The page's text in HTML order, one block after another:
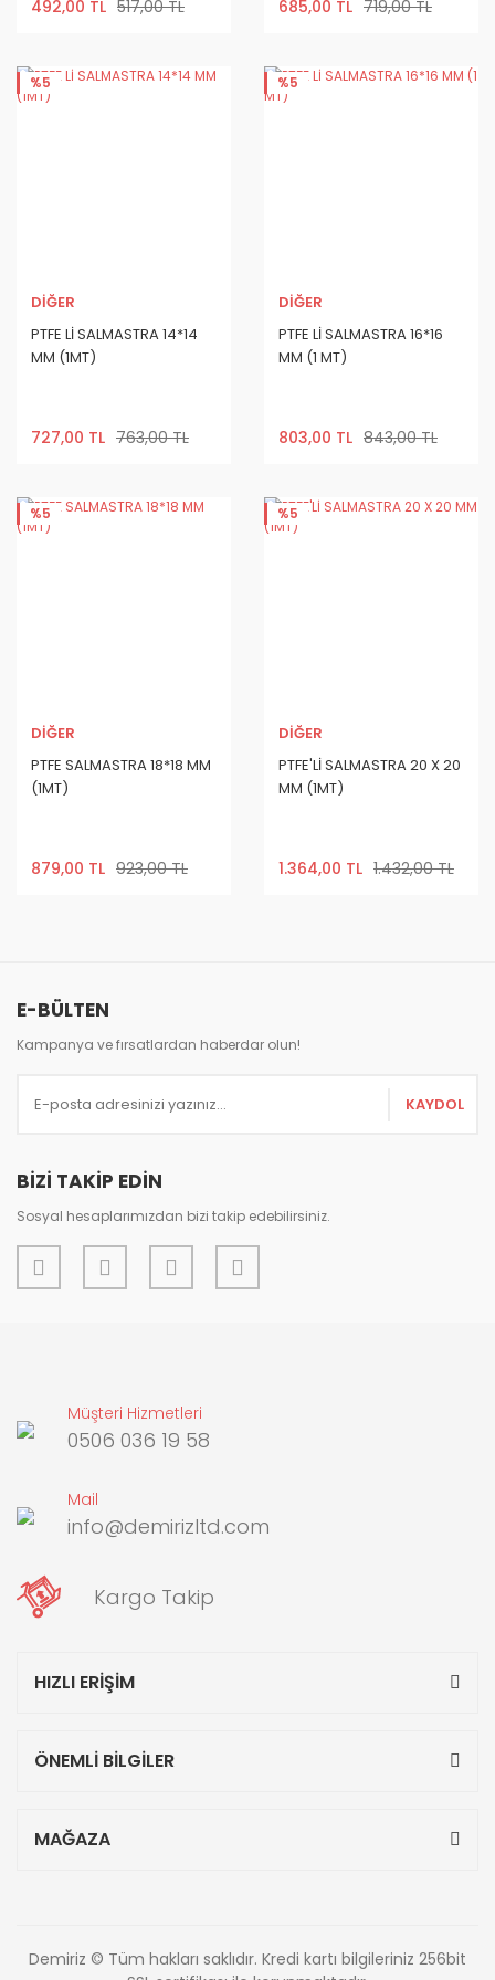
492,00 TL 517,00 TL 685,00 TL 719,00 TL
%5
DİĞER
PTFE Lİ SALMASTRA 14*14
MM (1MT)
727,00 TL 763,00 TL
%5
DİĞER
PTFE Lİ SALMASTRA 16*16
MM (1 MT)
803,00 TL 843,00 TL
%5
DİĞER
PTFE SALMASTRA 18*18 MM
(1MT)
879,00 TL 923,00 TL
%5
DİĞER
PTFE'Lİ SALMASTRA 20 X 20
MM (1MT)
1.364,00 TL 1.432,00 TL
E-BÜLTEN
Kampanya ve fırsatlardan haberdar olun!
KAYDOL
BİZİ TAKİP EDİN
Sosyal hesaplarımızdan bizi takip edebilirsiniz.
Müşteri Hizmetleri
0506 036 19 58
Mail
info@demirizltd.com
Kargo Takip
HIZLI ERİŞİM
ÖNEMLİ BİLGİLER
MAĞAZA
Demiriz © Tüm hakları saklıdır. Kredi kartı bilgileriniz 256bit